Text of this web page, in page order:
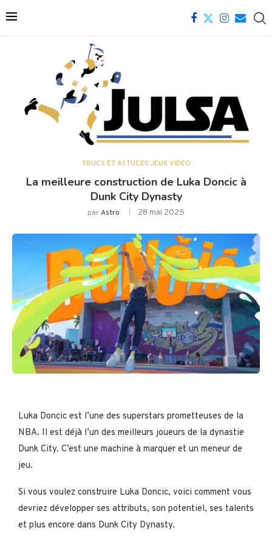
TRUCS ET ASTUCES JEUX VIDÉO
La meilleure construction de Luka Doncic à
Dunk City Dynasty
parAstro 28 mai 2025
Luka Doncic est l’une des superstars prometteuses de la
NBA. Il est déjà l’un des meilleurs joueurs de la dynastie
Dunk City. C’est une machine à marquer et un meneur de
jeu.
Si vous voulez construire Luka Doncic, voici comment vous
devriez développer ses attributs, son potentiel, ses talents
et plus encore dans Dunk City Dynasty.